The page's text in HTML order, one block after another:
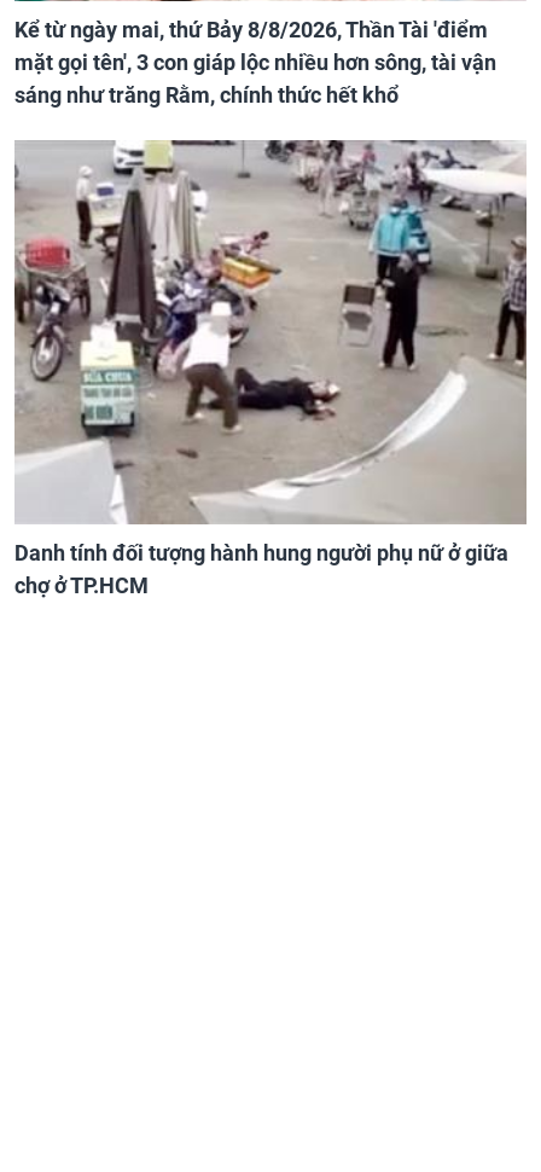
Kể từ ngày mai, thứ Bảy 8/8/2026, Thần Tài 'điểm
mặt gọi tên', 3 con giáp lộc nhiều hơn sông, tài vận
sáng như trăng Rằm, chính thức hết khổ
Danh tính đối tượng hành hung người phụ nữ ở giữa
chợ ở TP.HCM